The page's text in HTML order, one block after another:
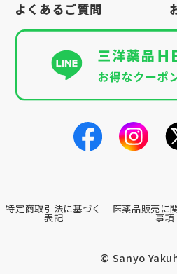
よくあるご質問
特定商取引法に基づく
表記
医薬品販売に
事項
© Sanyo